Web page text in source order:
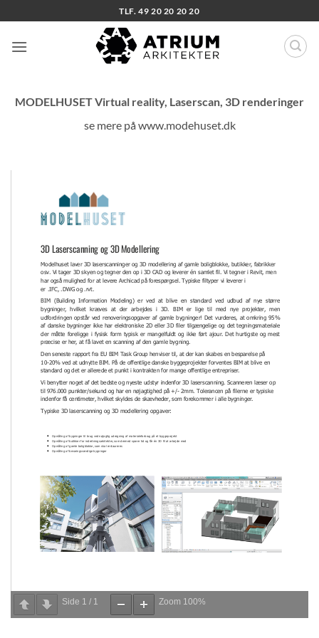
til
indhold
TLF. 49 20 20 20 20
MODELHUSET Virtual reality, Laserscan, 3D renderinger
se mere på www.modehuset.dk
Side 1 / 1 Zoom 100%